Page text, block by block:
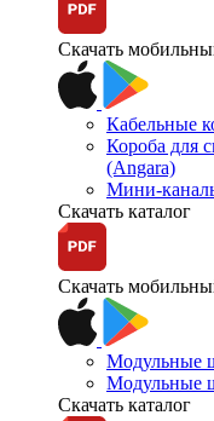
Скачать
Кабельные
Короба для
(Angara)
Мини-
Скачать каталог
Скачать
Модульные
Модульные
Скачать каталог